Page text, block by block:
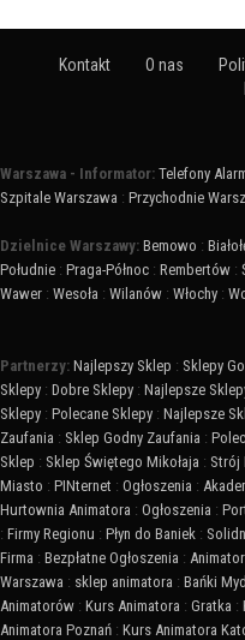
Kontakt O nas
Warszawa - Informator: Telefony
Szpitale Warszawa : Przychodnie
Dzielnice Warszawy: Bemowo :
Południe : Praga-Północ : Rembertów :
Wawer : Wesoła : Wilanów : Włochy :
Partnerzy: Najlepszy Sklep : Sklepy
Sklepy : Dobre Sklepy : Najlepsze
Sklepy : Polecane Sklepy : Najlepsze
Zaufania : Sklep Godny Zaufania :
Sklep : Sklep Świętego Mikołaja : Strój
Miasto : PINternet : Ogłoszenia :
Hurtownia Animatora : Ogłoszenia :
: Firmy Regionu : Płyn do Baniek :
Firma : Bezpłatne Ogłoszenia :
Warszawa : sklep animatora : Bańki
Animatorów : Kurs Animatora : Gratka :
Animatora Poznań : Kurs Animatora